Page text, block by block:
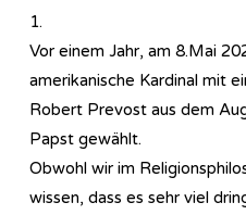
1.
Vor einem Jahr, am 8.Mai
amerikanische Kardinal mit
Robert Prevost aus dem
Papst gewählt.
Obwohl wir im
wissen, dass es sehr viel